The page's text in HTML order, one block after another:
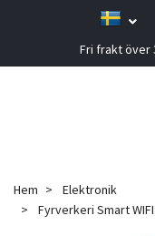
Fri frakt över
Hem
Elektronik
Fyrverkeri Smart WIFI